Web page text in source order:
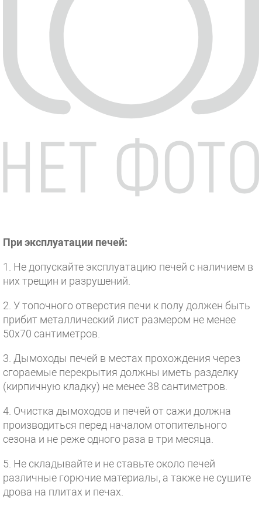
При эксплуатации печей:
1. Не допускайте эксплуатацию печей с наличием в
них трещин и разрушений.
2. У топочного отверстия печи к полу должен быть
прибит металлический лист размером не менее
50x70 сантиметров.
3. Дымоходы печей в местах прохождения через
сгораемые перекрытия должны иметь разделку
(кирпичную кладку) не менее 38 сантиметров.
4. Очистка дымоходов и печей от сажи должна
производиться перед началом отопительного
сезона и не реже одного раза в три месяца.
5. Не складывайте и не ставьте около печей
различные горючие материалы, а также не сушите
дрова на плитах и печах.